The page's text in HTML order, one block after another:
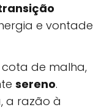
e vontade
de malha,
sereno.
a razão à